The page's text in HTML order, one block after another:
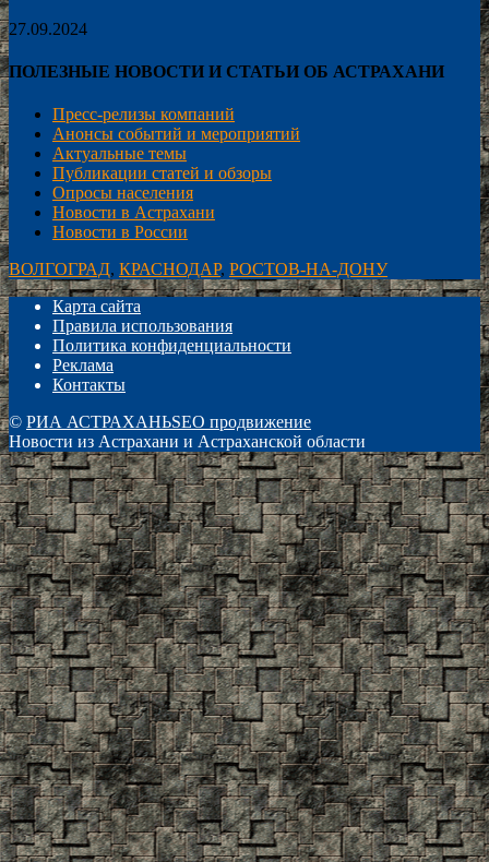
27.09.2024
ПОЛЕЗНЫЕ НОВОСТИ И СТАТЬИ ОБ АСТРАХАНИ
Пресс-релизы компаний
Анонсы событий и мероприятий
Актуальные темы
Публикации статей и обзоры
Опросы населения
Новости в Астрахани
Новости в России
ВОЛГОГРАД, КРАСНОДАР, РОСТОВ-НА-ДОНУ
Карта сайта
Правила использования
Политика конфиденциальности
Реклама
Контакты
© РИА АСТРАХАНЬSEO продвижение
Новости из Астрахани и Астраханской области